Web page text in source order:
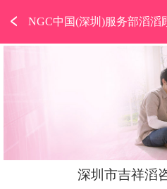
﹤ NGC中国(深圳)服务部滔滔
深圳市吉祥滔